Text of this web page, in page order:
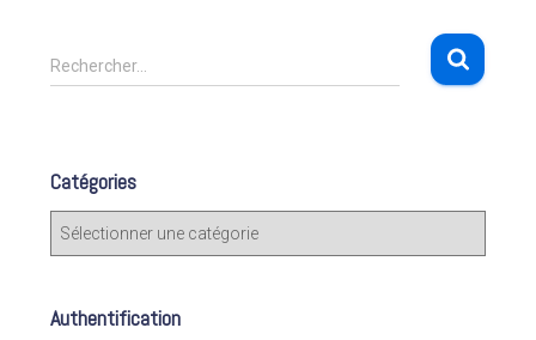
R
e
r
c
Rechercher…
Catégories
C
g
Authentification